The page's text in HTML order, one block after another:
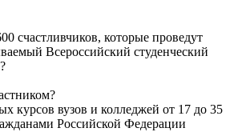
счастливчиков, которые проведут
Всероссийский студенческий
курсов вузов и колледжей от 17 до 35
Российской Федерации